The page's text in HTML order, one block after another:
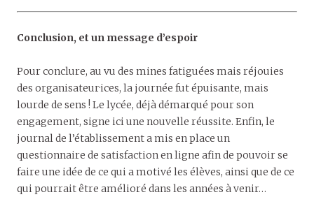
Conclusion, et un message d’espoir
Pour conclure, au vu des mines fatiguées mais réjouies
des organisateur·ices, la journée fut épuisante, mais
lourde de sens ! Le lycée, déjà démarqué pour son
engagement, signe ici une nouvelle réussite. Enfin, le
journal de l’établissement a mis en place un
questionnaire de satisfaction en ligne afin de pouvoir se
faire une idée de ce qui a motivé les élèves, ainsi que de ce
qui pourrait être amélioré dans les années à venir…